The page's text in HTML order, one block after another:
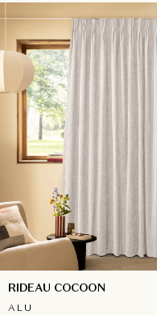
RIDEAU COCOON
ALU